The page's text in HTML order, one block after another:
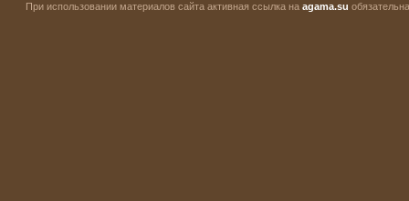
При использовании материалов сайта активная ссылка на agama.su